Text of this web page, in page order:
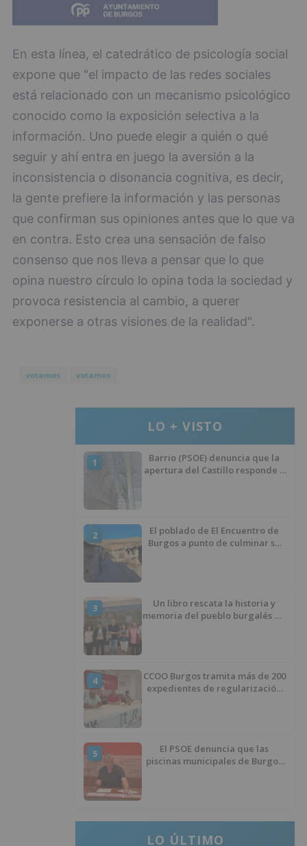
En esta línea, el catedrático de psicología social
expone que "el impacto de las redes sociales
está relacionado con un mecanismo psicológico
conocido como la exposición selectiva a la
información. Uno puede elegir a quién o qué
seguir y ahí entra en juego la aversión a la
inconsistencia o disonancia cognitiva, es decir,
la gente prefiere la información y las personas
que confirman sus opiniones antes que lo que va
en contra. Esto crea una sensación de falso
consenso que nos lleva a pensar que lo que
opina nuestro círculo lo opina toda la sociedad y
provoca resistencia al cambio, a querer
exponerse a otras visiones de la realidad".
votamos votamos
LO + VISTO
1
Barrio (PSOE) denuncia que la
apertura del Castillo responde a
2
El poblado de El Encuentro de
Burgos a punto de culminar su
3
Un libro rescata la historia y
memoria del pueblo burgalés de
4
CCOO Burgos tramita más de 200
expedientes de regularización
5
El PSOE denuncia que las
piscinas municipales de Burgos
LO ÚLTIMO